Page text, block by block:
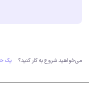
می‌خواهید شروع به کار کنید؟ یک